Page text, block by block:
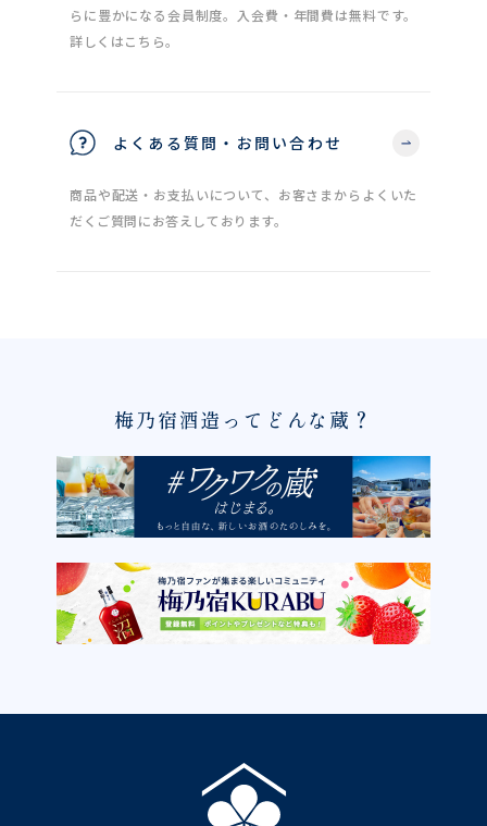
らに豊かになる会員制度。入会費・年間費は無料です。
詳しくはこちら。
よくある質問・お問い合わせ
商品や配送・お支払いについて、お客さまからよくいた
だくご質問にお答えしております。
梅乃宿酒造ってどんな蔵？